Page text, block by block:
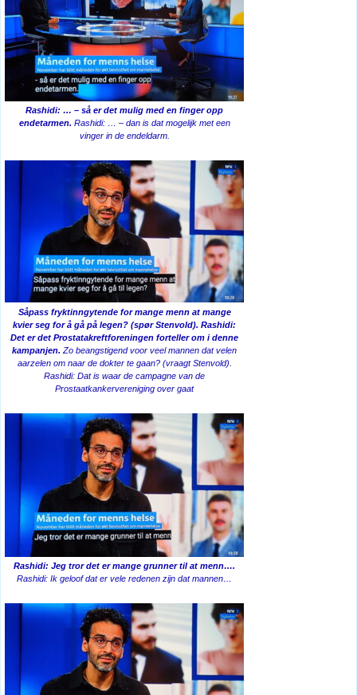
Rashidi: … – så er det mulig med en finger opp
endetarmen. Rashidi: … – dan is dat mogelijk met een
vinger in de endeldarm.
Såpass fryktinngytende for mange menn at mange
kvier seg for å gå på legen? (spør Stenvold). Rashidi:
Det er det Prostatakreftforeningen forteller om i denne
kampanjen. Zo beangstigend voor veel mannen dat velen
aarzelen om naar de dokter te gaan? (vraagt ​​Stenvold).
Rashidi: Dat is waar de campagne van de
Prostaatkankervereniging over gaat
Rashidi: Jeg tror det er mange grunner til at menn….
Rashidi: Ik geloof dat er vele redenen zijn dat mannen…